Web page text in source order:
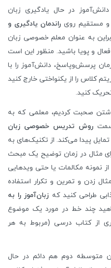
در حال یادگیری زبان
و مستقیم روی راندمان یادگیری و
به عنوان معلم خصوصی زبان
و پویا باشید. منظور این است
پرسش‌وپاسخ، دانش‌آموز را با
کلاس را از یکنواختی خارج کنید
کنید.
صحبت کردیم، معلمی که به
سمت روش تدریس خصوصی زبان
تمایل پیدا می‌کند. از تکنیک‌های به
مثال در زمان توضیح یک مبحث
نمونه مکالمات یا حتی ویدهایی
زدن و تمرین و تکرار استفاده
طراحی کنید که زبان‌آموز را به
چند خط در مورد یک موضوع
از کتاب درسی (مربوط به هر
متوسطه دوم هم دائم در حال